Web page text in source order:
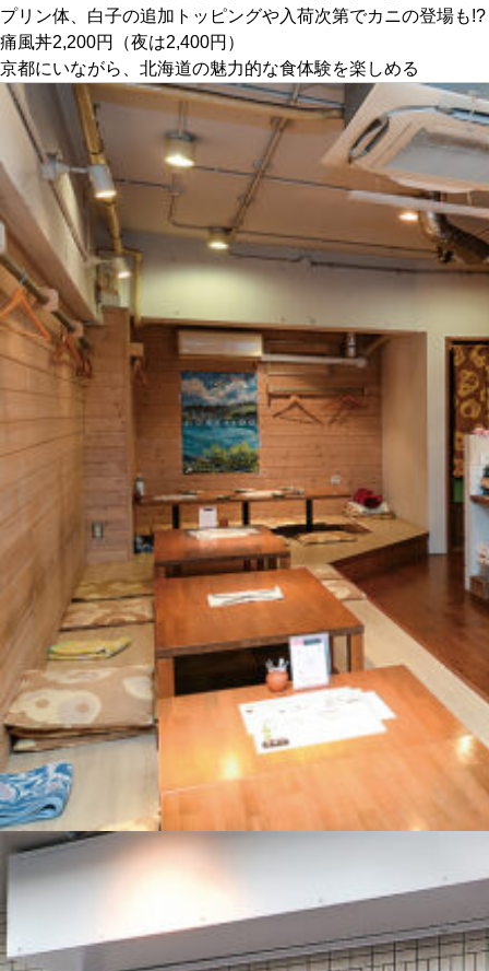
私と店のはなし
今月の京みやげ
京都の書店
CULTURE
すべて
関西で開催。
おすすめの展覧会
おすすめの映画
誠光社で選びました。
おすすめの本
紹介します。
おすすめのイベント
プリン体、白子の追加トッピングや入荷次第でカニの登場も!?
痛風丼2,200円（夜は2,400円）
京都にいながら、北海道の魅力的な食体験を楽しめる